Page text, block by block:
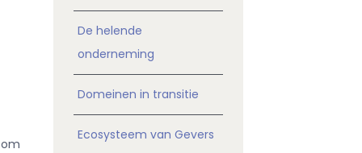
De helende
onderneming
Domeinen in transitie
Ecosysteem van Gevers